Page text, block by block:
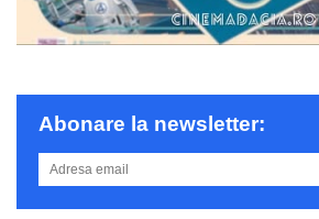
Abonare la newsletter: